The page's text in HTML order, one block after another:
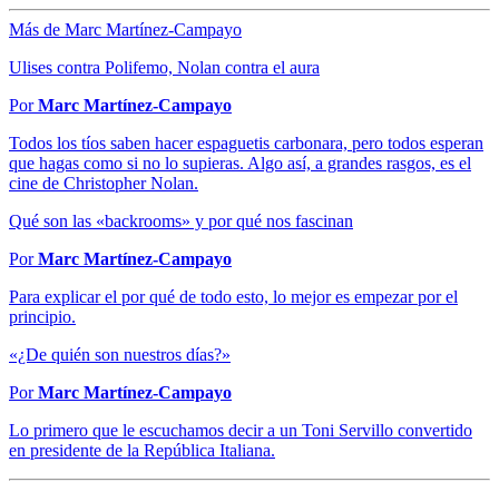
Más de Marc Martínez-Campayo
Ulises contra Polifemo, Nolan contra el aura
PorMarc Martínez-Campayo
Todos los tíos saben hacer espaguetis carbonara, pero todos esperan
que hagas como si no lo supieras. Algo así, a grandes rasgos, es el
cine de Christopher Nolan.
Qué son las «backrooms» y por qué nos fascinan
PorMarc Martínez-Campayo
Para explicar el por qué de todo esto, lo mejor es empezar por el
principio.
«¿De quién son nuestros días?»
PorMarc Martínez-Campayo
Lo primero que le escuchamos decir a un Toni Servillo convertido
en presidente de la República Italiana.